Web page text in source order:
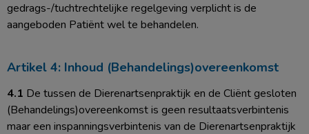
gedrags-/tuchtrechtelijke regelgeving verplicht is de
aangeboden Patiënt wel te behandelen.
Artikel 4: Inhoud (Behandelings)overeenkomst
4.1 De tussen de Dierenartsenpraktijk en de Cliënt gesloten
(Behandelings)overeenkomst is geen resultaatsverbintenis
maar een inspanningsverbintenis van de Dierenartsenpraktijk